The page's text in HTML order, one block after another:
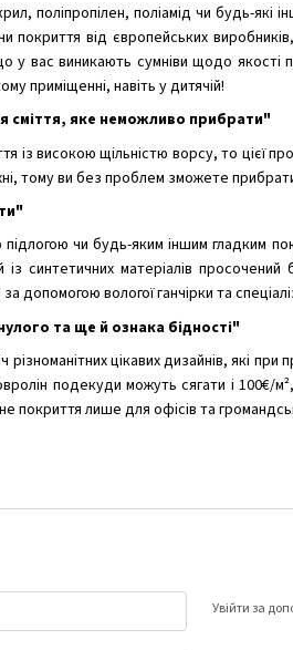
поліпропілен, поліамід чи будь-
від європейських
у вас виникають сумніви щодо
приміщенні, навіть у дитячій!
сміття, яке неможливо прибрати"
із високою щільністю ворсу, то цієї
тому ви без проблем зможете
чи будь-яким іншим гладким
із синтетичних матеріалів
допомогою вологої ганчірки та
та ще й ознака бідності"
різноманітних цікавих дизайнів, які
подекуди можуть сягати і
лише для офісів та
Увійти за